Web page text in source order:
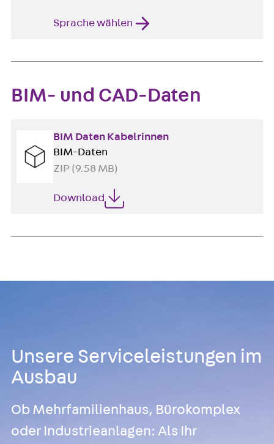
Sprache wählen
BIM- und CAD-Daten
BIM Daten Kabelrinnen
BIM-Daten
ZIP (9.58 MB)
Download
Unsere Serviceleistungen im
Ausbau
Ob Mehrfamilienhaus, Bürokomplex
oder Industrieanlagen: Als Ihr